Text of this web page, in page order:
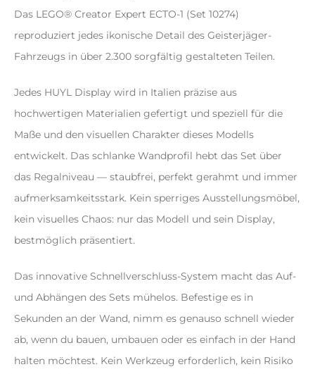
Das LEGO® Creator Expert ECTO-1 (Set 10274)
reproduziert jedes ikonische Detail des Geisterjäger-
Fahrzeugs in über 2.300 sorgfältig gestalteten Teilen.
Jedes HUYL Display wird in Italien präzise aus
hochwertigen Materialien gefertigt und speziell für die
Maße und den visuellen Charakter dieses Modells
entwickelt. Das schlanke Wandprofil hebt das Set über
das Regalniveau — staubfrei, perfekt gerahmt und immer
aufmerksamkeitsstark. Kein sperriges Ausstellungsmöbel,
kein visuelles Chaos: nur das Modell und sein Display,
bestmöglich präsentiert.
Das innovative Schnellverschluss-System macht das Auf-
und Abhängen des Sets mühelos. Befestige es in
Sekunden an der Wand, nimm es genauso schnell wieder
ab, wenn du bauen, umbauen oder es einfach in der Hand
halten möchtest. Kein Werkzeug erforderlich, kein Risiko